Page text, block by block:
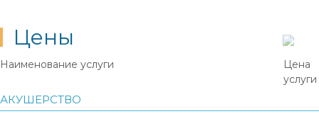
Цены
Наименование услуги
Цена
услуги
АКУШЕРСТВО